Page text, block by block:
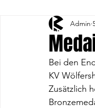
Admin
Bei den
KV
Zusätzlich